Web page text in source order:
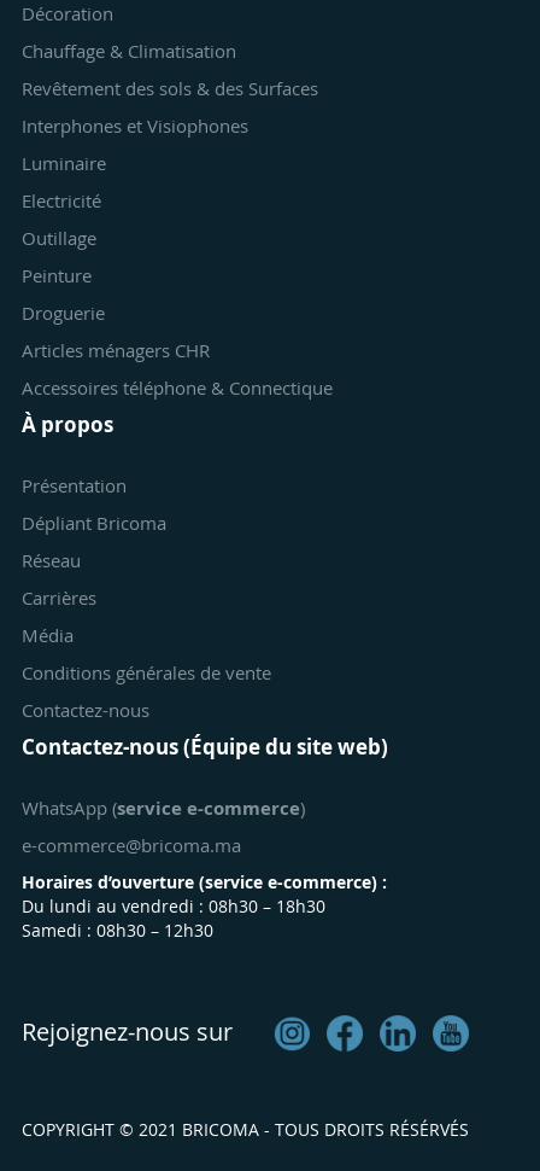
Décoration
Chauffage & Climatisation
Revêtement des sols & des Surfaces
Interphones et Visiophones
Luminaire
Electricité
Outillage
Peinture
Droguerie
Articles ménagers CHR
Accessoires téléphone & Connectique
À propos
Présentation
Dépliant Bricoma
Réseau
Carrières
Média
Conditions générales de vente
Contactez-nous
Contactez-nous (Équipe du site web)
WhatsApp (service e-commerce)
e-commerce@bricoma.ma
Horaires d’ouverture (service e-commerce) :
Du lundi au vendredi : 08h30 – 18h30
Samedi : 08h30 – 12h30
Rejoignez-nous sur
COPYRIGHT © 2021 BRICOMA - TOUS DROITS RÉSÉRVÉS